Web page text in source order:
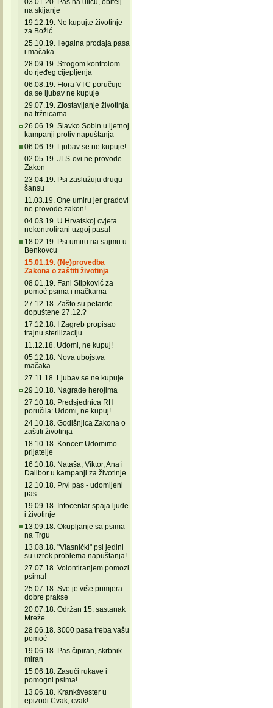
03.01.20. Pas na ulicu, obitelj
na skijanje
19.12.19. Ne kupujte životinje
za Božić
25.10.19. Ilegalna prodaja pasa
i mačaka
28.09.19. Strogom kontrolom
do rjeđeg cijepljenja
06.08.19. Flora VTC poručuje
da se ljubav ne kupuje
29.07.19. Zlostavljanje životinja
na tržnicama
26.06.19. Slavko Sobin u ljetnoj
kampanji protiv napuštanja
06.06.19. Ljubav se ne kupuje!
02.05.19. JLS-ovi ne provode
Zakon
23.04.19. Psi zaslužuju drugu
šansu
11.03.19. One umiru jer gradovi
ne provode zakon!
04.03.19. U Hrvatskoj cvjeta
nekontrolirani uzgoj pasa!
18.02.19. Psi umiru na sajmu u
Benkovcu
15.01.19. (Ne)provedba
Zakona o zaštiti životinja
08.01.19. Fani Stipković za
pomoć psima i mačkama
27.12.18. Zašto su petarde
dopuštene 27.12.?
17.12.18. I Zagreb propisao
trajnu sterilizaciju
11.12.18. Udomi, ne kupuj!
05.12.18. Nova ubojstva
mačaka
27.11.18. Ljubav se ne kupuje
29.10.18. Nagrade herojima
27.10.18. Predsjednica RH
poručila: Udomi, ne kupuj!
24.10.18. Godišnjica Zakona o
zaštiti životinja
18.10.18. Koncert Udomimo
prijatelje
16.10.18. Nataša, Viktor, Ana i
Dalibor u kampanji za životinje
12.10.18. Prvi pas - udomljeni
pas
19.09.18. Infocentar spaja ljude
i životinje
13.09.18. Okupljanje sa psima
na Trgu
13.08.18. "Vlasnički" psi jedini
su uzrok problema napuštanja!
27.07.18. Volontiranjem pomozi
psima!
25.07.18. Sve je više primjera
dobre prakse
20.07.18. Održan 15. sastanak
Mreže
28.06.18. 3000 pasa treba vašu
pomoć
19.06.18. Pas čipiran, skrbnik
miran
15.06.18. Zasuči rukave i
pomogni psima!
13.06.18. Krankšvester u
epizodi Cvak, cvak!